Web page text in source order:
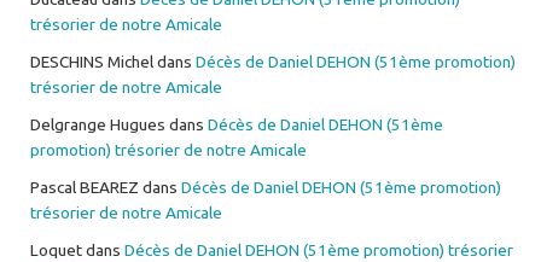
trésorier de notre Amicale
DESCHINS Micheldans Décès de Daniel DEHON (51ème promotion)
trésorier de notre Amicale
Delgrange Hugues dans Décès de Daniel DEHON (51ème
promotion) trésorier de notre Amicale
Pascal BEAREZ dans Décès de Daniel DEHON (51ème promotion)
trésorier de notre Amicale
Loquetdans Décès de Daniel DEHON (51ème promotion) trésorier